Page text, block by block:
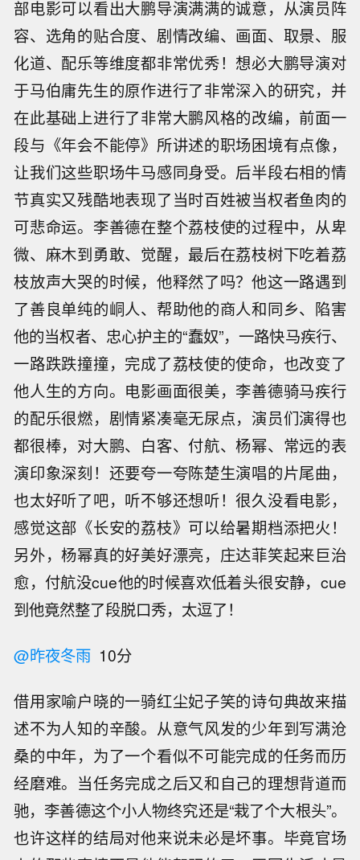
部电影可以看出大鹏导演满满的诚意，从演员阵
容、选角的贴合度、剧情改编、画面、取景、服
化道、配乐等维度都非常优秀！想必大鹏导演对
于马伯庸先生的原作进行了非常深入的研究，并
在此基础上进行了非常大鹏风格的改编，前面一
段与《年会不能停》所讲述的职场困境有点像，
让我们这些职场牛马感同身受。后半段右相的情
节真实又残酷地表现了当时百姓被当权者鱼肉的
可悲命运。李善德在整个荔枝使的过程中，从卑
微、麻木到勇敢、觉醒，最后在荔枝树下吃着荔
枝放声大哭的时候，他释然了吗？他这一路遇到
了善良单纯的峒人、帮助他的商人和同乡、陷害
他的当权者、忠心护主的“蠢奴”，一路快马疾行、
一路跌跌撞撞，完成了荔枝使的使命，也改变了
他人生的方向。电影画面很美，李善德骑马疾行
的配乐很燃，剧情紧凑毫无尿点，演员们演得也
都很棒，对大鹏、白客、付航、杨幂、常远的表
演印象深刻！还要夸一夸陈楚生演唱的片尾曲，
也太好听了吧，听不够还想听！很久没看电影，
感觉这部《长安的荔枝》可以给暑期档添把火！
另外，杨幂真的好美好漂亮，庄达菲笑起来巨治
愈，付航没cue他的时候喜欢低着头很安静，cue
到他竟然整了段脱口秀，太逗了！
@昨夜冬雨 10分
借用家喻户晓的一骑红尘妃子笑的诗句典故来描
述不为人知的辛酸。从意气风发的少年到写满沧
桑的中年，为了一个看似不可能完成的任务而历
经磨难。当任务完成之后又和自己的理想背道而
驰，李善德这个小人物终究还是“栽了个大根头”。
也许这样的结局对他来说未必是坏事。毕竟官场